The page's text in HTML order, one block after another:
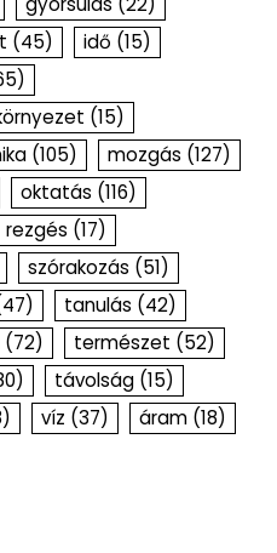
(45) idő (15)
(15)
(105) mozgás (127)
oktatás (116)
rezgés (17)
szórakozás (51)
tanulás (42)
(72) természet (52)
távolság (15)
víz (37) áram (18)